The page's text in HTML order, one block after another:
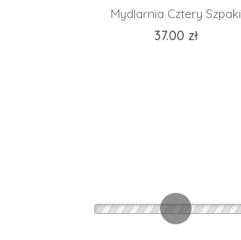
Mydlarnia Cztery Szpaki
37.00 zł